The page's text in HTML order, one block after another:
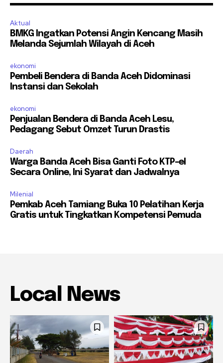
Aktual
BMKG Ingatkan Potensi Angin Kencang Masih
Melanda Sejumlah Wilayah di Aceh
ekonomi
Pembeli Bendera di Banda Aceh Didominasi
Instansi dan Sekolah
ekonomi
Penjualan Bendera di Banda Aceh Lesu,
Pedagang Sebut Omzet Turun Drastis
Daerah
Warga Banda Aceh Bisa Ganti Foto KTP-el
Secara Online, Ini Syarat dan Jadwalnya
Milenial
Pemkab Aceh Tamiang Buka 10 Pelatihan Kerja
Gratis untuk Tingkatkan Kompetensi Pemuda
Local News